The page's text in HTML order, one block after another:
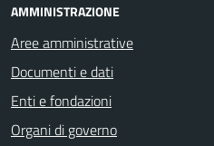
AMMINISTRAZIONE
Aree amministrative
Documenti e dati
Enti e fondazioni
Organi di governo